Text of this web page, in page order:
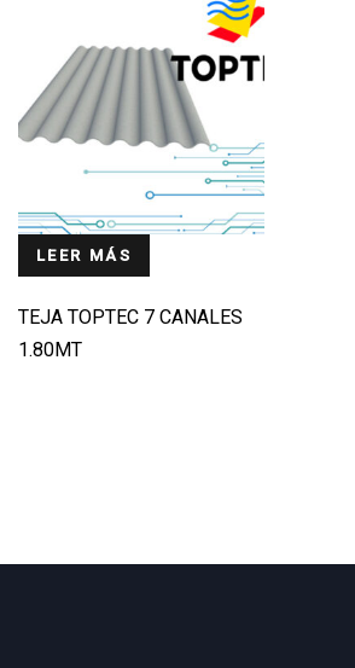
LEER MÁS
TEJA TOPTEC 7 CANALES
1.80MT